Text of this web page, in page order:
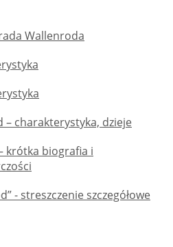
Wallenroda
– charakterystyka, dzieje
krótka biografia i
- streszczenie szczegółowe